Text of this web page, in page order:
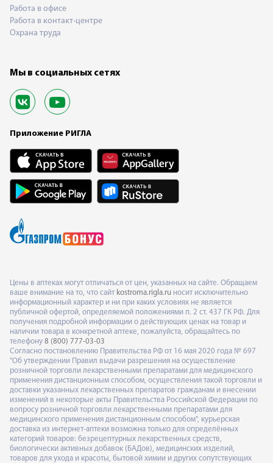
Работа в офисе
Работа в контакт-центре
Охрана труда
Мы в социальных сетях
Приложение РИГЛА
Цены в аптеках могут отличаться от цен, указанных на сайте. Обращаем
ваше внимание на то, что сайт kostroma.rigla.ru носит исключительно
информационный характер и ни при каких условиях не является
публичной офертой, определяемой положениями п. 2 ст. 437 ГК РФ. Для
получения подробной информации о действующих ценах на товар и
наличии товара в конкретной аптеке, пожалуйста, обращайтесь по
телефону 8 (800) 777-03-03
Согласно постановлению Правительства РФ от 16 мая 2020 года № 697
"Об утверждении Правил выдачи разрешения на осуществление
розничной торговли лекарственными препаратами для медицинского
применения дистанционным способом, осуществления такой торговли и
доставки указанных лекарственных препаратов гражданам и внесении
изменений в некоторые акты Правительства Российской Федерации по
вопросу розничной торговли лекарственными препаратами для
медицинского применения дистанционным способом", курьерская
доставка из интернет-аптеки возможна только для определённых
категорий товаров: безрецептурных лекарственных средств,
биологически активных добавок (БАДов), медицинских изделий,
товаров для ухода и красоты, бытовой химии и других сопутствующих